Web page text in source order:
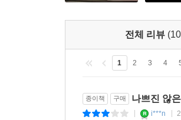
전체 리뷰
1 2 3 4
종이책 구매 나쁘진 않
i***n